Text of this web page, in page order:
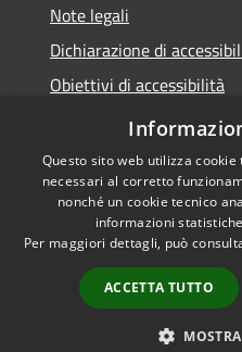
Note legali
Dichiarazione di
Obiettivi di accessibilità
Piano di miglioramento
Accessibilità
Questo sito web utilizza
necessari al corretto
nonché un cookie tecnico
informazioni
Per maggiori dettagli, può
ACCETTA TUTTO